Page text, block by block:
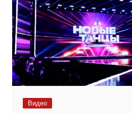
Видео